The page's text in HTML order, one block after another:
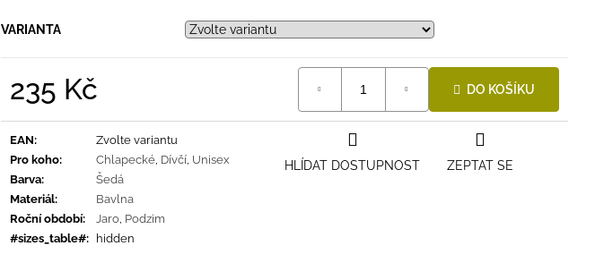
VARIANTA
235 Kč DO KOŠÍKU
EAN:
Zvolte variantu
Pro koho: Chlapecké, Dívčí, Unisex
Barva:
Šedá
Materiál:
Bavlna
Roční období: Jaro, Podzim
#sizes_table#: hidden
ZEPTAT SE
HLÍDAT DOSTUPNOST